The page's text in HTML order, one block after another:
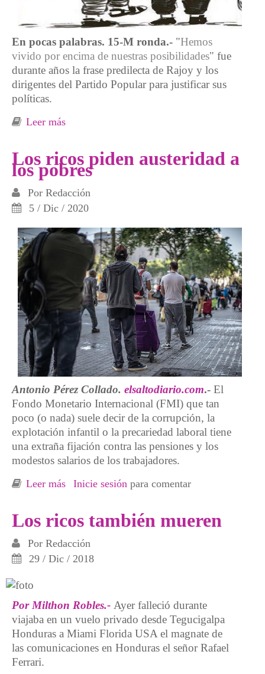
En pocas palabras. 15-M ronda.- "Hemos
vivido por encima de nuestras posibilidades" fue
durante años la frase predilecta de Rajoy y los
dirigentes del Partido Popular para justificar sus
políticas.
Leer más
Los ricos piden austeridad a
los pobres
Por Redacción
5 / Dic / 2020
Antonio Pérez Collado. elsaltodiario.com.- El
Fondo Monetario Internacional (FMI) que tan
poco (o nada) suele decir de la corrupción, la
explotación infantil o la precariedad laboral tiene
una extraña fijación contra las pensiones y los
modestos salarios de los trabajadores.
Leer más sobre Los ricos piden austeridad a los pobres
Inicie sesión para comentar
Los ricos también mueren
Por Redacción
29 / Dic / 2018
Por Milthon Robles.- Ayer falleció durante
viajaba en un vuelo privado desde Tegucigalpa
Honduras a Miami Florida USA el magnate de
las comunicaciones en Honduras el señor Rafael
Ferrari.